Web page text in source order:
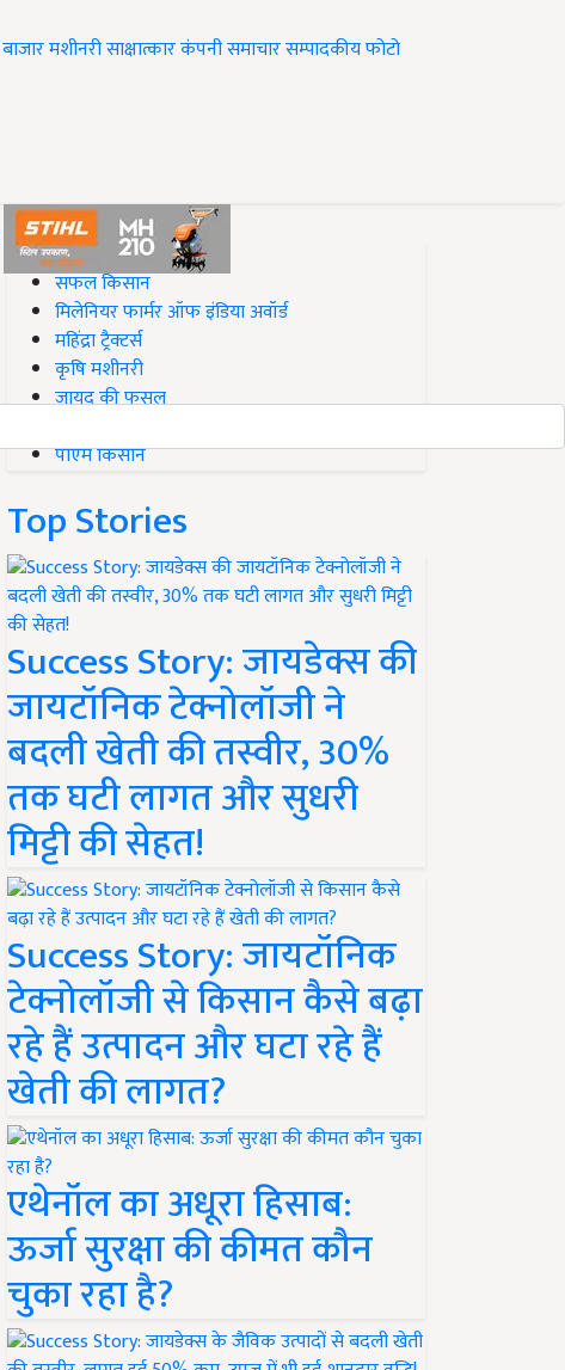
बाजारमशीनरीसाक्षात्कारकंपनी समाचारसम्पादकीयफोटो
#Top on Krishi Jagran
सफल किसान
मिलेनियर फार्मर ऑफ इंडिया अवॉर्ड
महिंद्रा ट्रैक्टर्स
कृषि मशीनरी
जायद की फसल
पीएम किसान
Top Stories
Success Story: जायडेक्स की
जायटॉनिक टेक्नोलॉजी ने
बदली खेती की तस्वीर, 30%
तक घटी लागत और सुधरी
मिट्टी की सेहत!
Success Story: जायटॉनिक
टेक्नोलॉजी से किसान कैसे बढ़ा
रहे हैं उत्पादन और घटा रहे हैं
खेती की लागत?
एथेनॉल का अधूरा हिसाब:
ऊर्जा सुरक्षा की कीमत कौन
चुका रहा है?